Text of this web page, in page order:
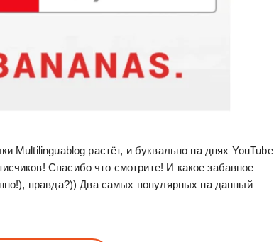
Multilinguablog растёт, и буквально на днях YouTube
Спасибо что смотрите! И какое забавное
правда?)) Два самых популярных на данный